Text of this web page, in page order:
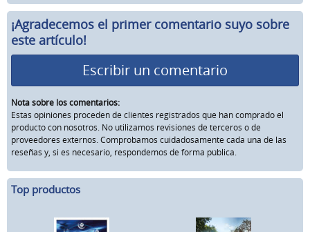
¡Agradecemos el primer comentario suyo sobre
este artículo!
Escribir un comentario
Nota sobre los comentarios:
Estas opiniones proceden de clientes registrados que han comprado el
producto con nosotros. No utilizamos revisiones de terceros o de
proveedores externos. Comprobamos cuidadosamente cada una de las
reseñas y, si es necesario, respondemos de forma pública.
Top productos